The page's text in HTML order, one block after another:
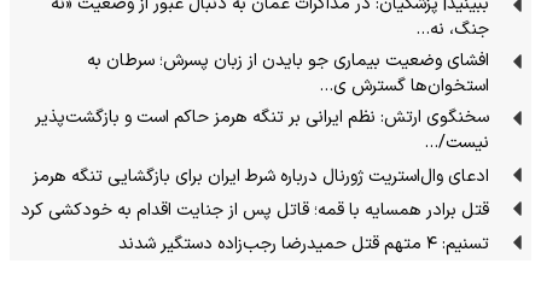
جنگ، نه…
افشای وضعیت بیماری جو بایدن از زبان پسرش؛ سرطان به
استخوان‌ها گسترش ی…
سخنگوی ارتش: نظم ایرانی بر تنگه هرمز حاکم است و بازگشت‌پذیر
نیست/…
ادعای وال‌استریت ژورنال درباره شرط ایران برای بازگشایی تنگه هرمز
قتل برادر همسایه با قمه؛ قاتل پس از جنایت اقدام به خودکشی کرد
تسنیم: ۴ متهم قتل حمیدرضا رجب‌زاده دستگیر شدند